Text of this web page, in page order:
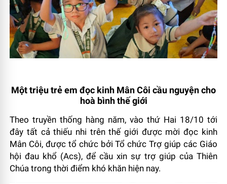
Một triệu trẻ em đọc kinh Mân Côi cầu nguyện cho
hoà bình thế giới
Theo truyền thống hàng năm, vào thứ Hai 18/10 tới
đây tất cả thiếu nhi trên thế giới được mời đọc kinh
Mân Côi, được tổ chức bởi Tổ chức Trợ giúp các Giáo
hội đau khổ (Acs), để cầu xin sự trợ giúp của Thiên
Chúa trong thời điểm khó khăn hiện nay.